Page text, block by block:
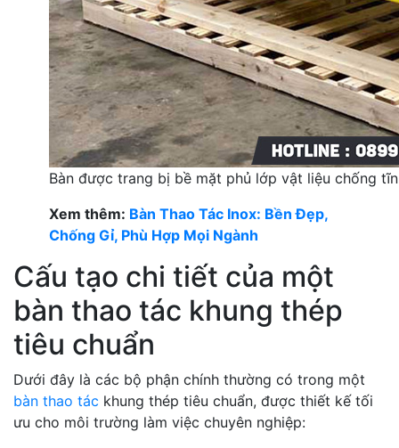
Bàn được trang bị bề mặt phủ lớp vật liệu chống
Xem thêm: Bàn Thao Tác Inox: Bền Đẹp,
Chống Gỉ, Phù Hợp Mọi Ngành
Cấu tạo chi tiết của một
bàn thao tác khung thép
tiêu chuẩn
Dưới đây là các bộ phận chính thường có trong một
bàn thao tác khung thép tiêu chuẩn, được thiết kế tối
ưu cho môi trường làm việc chuyên nghiệp: